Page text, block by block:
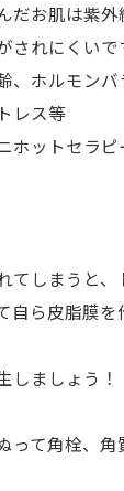
だお肌は紫外
されにくいで
、ホルモン
レス等
ホットセラ
てしまうと、
自ら皮脂膜
しましょう！
って角栓、